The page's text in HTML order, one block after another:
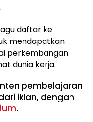
daftar ke
mendapatkan
perkembangan
dunia kerja.
pembelajaran
iklan, dengan
.